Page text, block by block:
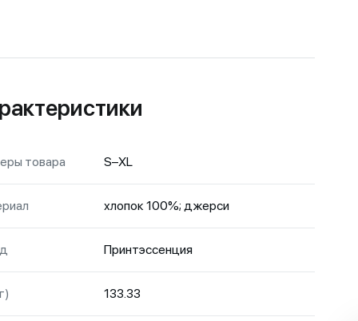
товара S–XL
хлопок 100%; джерси
Принтэссенция
133.33